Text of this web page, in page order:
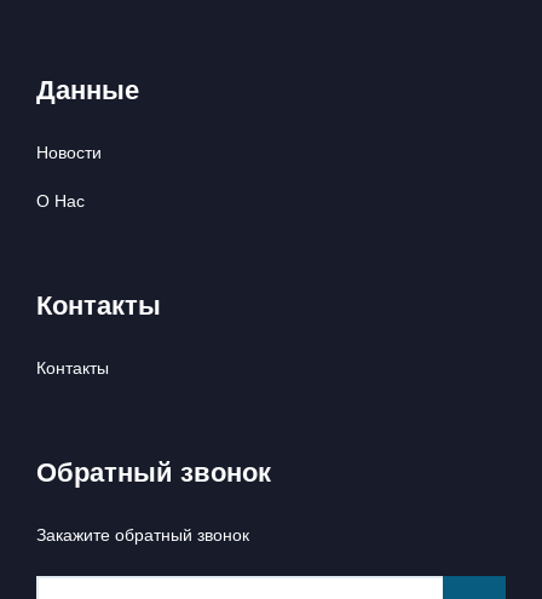
Данные
Новости
О Нас
Контакты
Контакты
Обратный звонок
Закажите обратный звонок